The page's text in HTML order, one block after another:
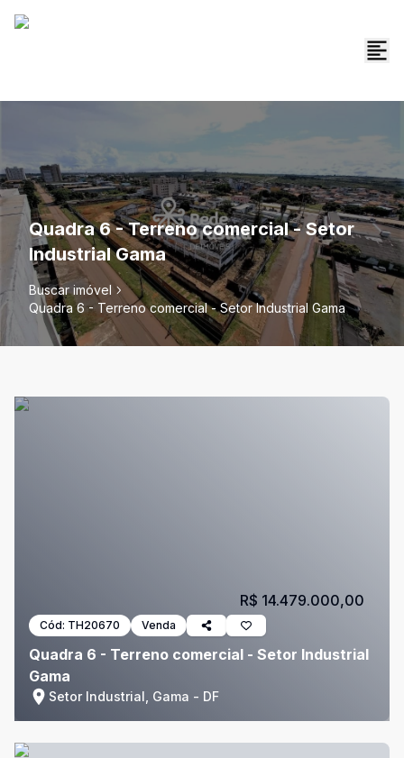
Quadra 6 - Terreno comercial - Setor
Industrial Gama
Buscar imóvel
Quadra 6 - Terreno comercial - Setor Industrial Gama
Cód: TH20670 Venda
Quadra 6 - Terreno comercial - Setor Industrial
Gama
Setor Industrial, Gama - DF
R$ 14.479.000,00